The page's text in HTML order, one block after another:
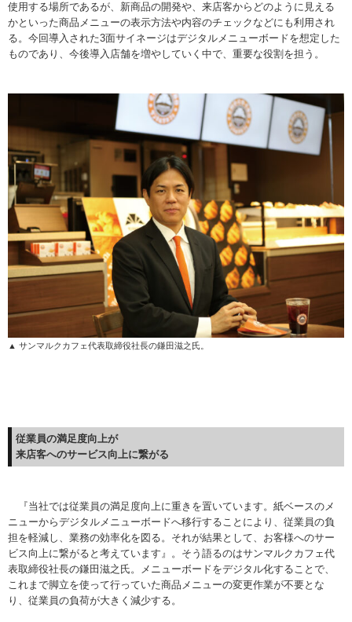
使用する場所であるが、新商品の開発や、来店客からどのように見える
かといった商品メニューの表示方法や内容のチェックなどにも利用され
る。今回導入された3面サイネージはデジタルメニューボードを想定した
ものであり、今後導入店舗を増やしていく中で、重要な役割を担う。
▲ サンマルクカフェ代表取締役社長の鎌田滋之氏。
従業員の満足度向上が
来店客へのサービス向上に繋がる
『当社では従業員の満足度向上に重きを置いています。紙ベースのメ
ニューからデジタルメニューボードへ移行することにより、従業員の負
担を軽減し、業務の効率化を図る。それが結果として、お客様へのサー
ビス向上に繋がると考えています』。そう語るのはサンマルクカフェ代
表取締役社長の鎌田滋之氏。メニューボードをデジタル化することで、
これまで脚立を使って行っていた商品メニューの変更作業が不要とな
り、従業員の負荷が大きく減少する。